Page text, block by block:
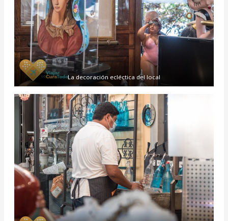
La decoración ecléctica del local